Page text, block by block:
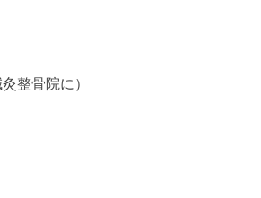
整骨院に）